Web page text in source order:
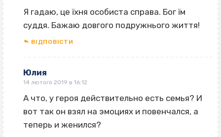
Я гадаю, це їхня особиста справа. Бог їм
суддя. Бажаю довгого подружнього життя!
ВІДПОВІCТИ
Юлия
14 лютого 2019 в 16:12
А что, у героя действительно есть семья? И
вот так он взял на эмоциях и повенчался, а
теперь и женился?